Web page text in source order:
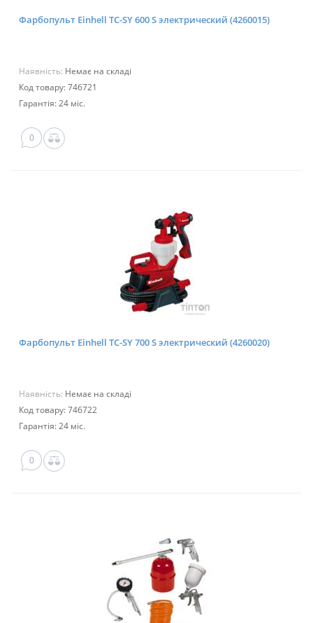
Фарбопульт Einhell TC-SY 600 S электрический (4260015)
Наявність: Немає на складі
Код товару: 746721
Гарантія: 24 міс.
0
Фарбопульт Einhell TC-SY 700 S электрический (4260020)
Наявність: Немає на складі
Код товару: 746722
Гарантія: 24 міс.
0